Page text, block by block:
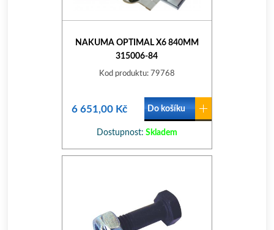
NAKUMA OPTIMAL X6 840MM
315006-84
Kod produktu: 79768
6 651,00 Kč Do košíku
Dostupnost: Skladem